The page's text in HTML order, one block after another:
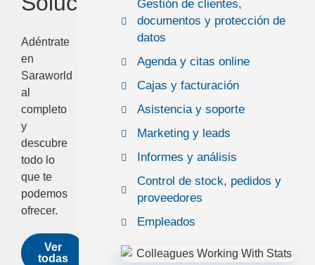
Adéntrate
en
Saraworld
al
completo
y
descubre
todo lo
que te
podemos
ofrecer.
Ver
todas
Gestión de clientes,
documentos y protección de
datos
Agenda y citas online
Cajas y facturación
Asistencia y soporte
Marketing y leads
Informes y análisis
Control de stock, pedidos y
proveedores
Empleados